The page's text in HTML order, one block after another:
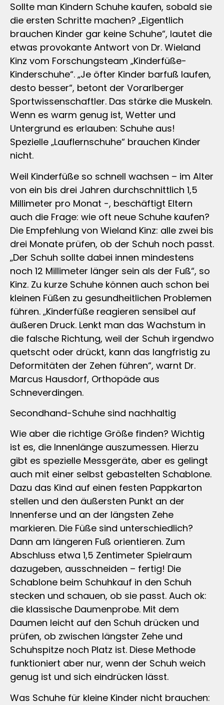
Sollte man Kindern Schuhe kaufen, sobald sie
die ersten Schritte machen? „Eigentlich
brauchen Kinder gar keine Schuhe“, lautet die
etwas provokante Antwort von Dr. Wieland
Kinz vom Forschungsteam „Kinderfüße-
Kinderschuhe“. „Je öfter Kinder barfuß laufen,
desto besser“, betont der Vorarlberger
Sportwissenschaftler. Das stärke die Muskeln.
Wenn es warm genug ist, Wetter und
Untergrund es erlauben: Schuhe aus!
Spezielle „Lauflernschuhe“ brauchen Kinder
nicht.
Weil Kinderfüße so schnell wachsen – im Alter
von ein bis drei Jahren durchschnittlich 1,5
Millimeter pro Monat -, beschäftigt Eltern
auch die Frage: wie oft neue Schuhe kaufen?
Die Empfehlung von Wieland Kinz: alle zwei bis
drei Monate prüfen, ob der Schuh noch passt.
„Der Schuh sollte dabei innen mindestens
noch 12 Millimeter länger sein als der Fuß“, so
Kinz. Zu kurze Schuhe können auch schon bei
kleinen Füßen zu gesundheitlichen Problemen
führen. „Kinderfüße reagieren sensibel auf
äußeren Druck. Lenkt man das Wachstum in
die falsche Richtung, weil der Schuh irgendwo
quetscht oder drückt, kann das langfristig zu
Deformitäten der Zehen führen“, warnt Dr.
Marcus Hausdorf, Orthopäde aus
Schneverdingen.
Secondhand-Schuhe sind nachhaltig
Wie aber die richtige Größe finden? Wichtig
ist es, die Innenlänge auszumessen. Hierzu
gibt es spezielle Messgeräte, aber es gelingt
auch mit einer selbst gebastelten Schablone.
Dazu das Kind auf einen festen Pappkarton
stellen und den äußersten Punkt an der
Innenferse und an der längsten Zehe
markieren. Die Füße sind unterschiedlich?
Dann am längeren Fuß orientieren. Zum
Abschluss etwa 1,5 Zentimeter Spielraum
dazugeben, ausschneiden – fertig! Die
Schablone beim Schuhkauf in den Schuh
stecken und schauen, ob sie passt. Auch ok:
die klassische Daumenprobe. Mit dem
Daumen leicht auf den Schuh drücken und
prüfen, ob zwischen längster Zehe und
Schuhspitze noch Platz ist. Diese Methode
funktioniert aber nur, wenn der Schuh weich
genug ist und sich eindrücken lässt.
Was Schuhe für kleine Kinder nicht brauchen: